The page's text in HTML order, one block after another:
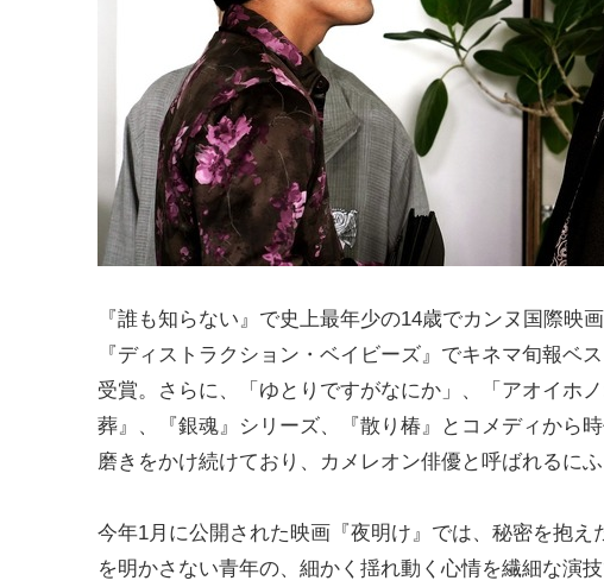
『誰も知らない』で史上最年少の14歳でカンヌ国際映
『ディストラクション・ベイビーズ』でキネマ旬報ベ
受賞。さらに、「ゆとりですがなにか」、「アオイホ
葬』、『銀魂』シリーズ、『散り椿』とコメディから
磨きをかけ続けており、カメレオン俳優と呼ばれるにふ
今年1月に公開された映画『夜明け』では、秘密を抱
を明かさない青年の、細かく揺れ動く心情を繊細な演